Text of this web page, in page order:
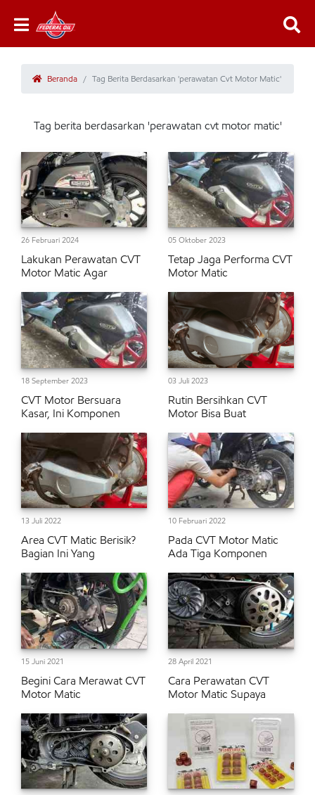
Beranda Tag Berita Berdasarkan 'perawatan Cvt Motor Matic'
Tag berita berdasarkan 'perawatan cvt motor matic'
26 Februari 2024
Lakukan Perawatan CVT
Motor Matic Agar
05 Oktober 2023
Tetap Jaga Performa CVT
Motor Matic
18 September 2023
CVT Motor Bersuara
Kasar, Ini Komponen
03 Juli 2023
Rutin Bersihkan CVT
Motor Bisa Buat
13 Juli 2022
Area CVT Matic Berisik?
Bagian Ini Yang
10 Februari 2022
Pada CVT Motor Matic
Ada Tiga Komponen
15 Juni 2021
Begini Cara Merawat CVT
Motor Matic
28 April 2021
Cara Perawatan CVT
Motor Matic Supaya